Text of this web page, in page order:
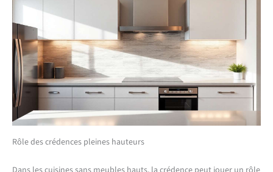
Rôle des crédences pleines hauteurs